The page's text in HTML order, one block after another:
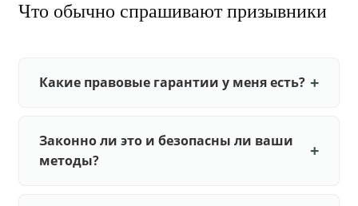
Что обычно спрашивают призывники
Какие правовые гарантии у меня есть?
Законно ли это и безопасны ли ваши
методы?